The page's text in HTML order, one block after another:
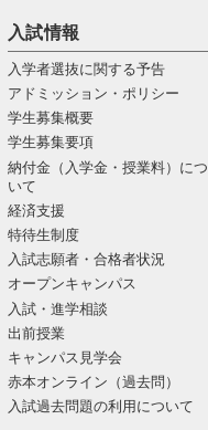
入試情報
入学者選抜に関する予告
アドミッション・ポリシー
学生募集概要
学生募集要項
納付金（入学金・授業料）につ
いて
経済支援
特待生制度
入試志願者・合格者状況
オープンキャンパス
入試・進学相談
出前授業
キャンパス見学会
赤本オンライン（過去問）
入試過去問題の利用について